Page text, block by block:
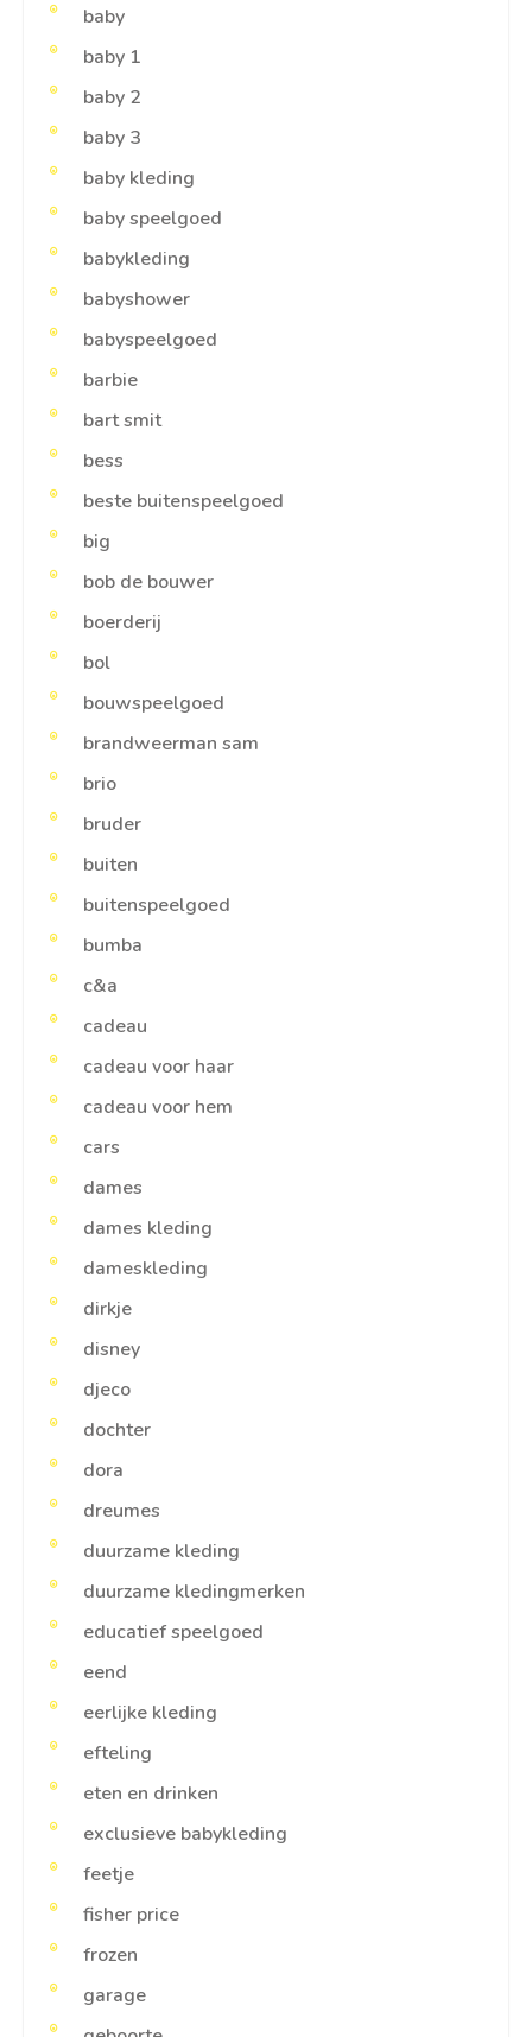
baby
baby 1
baby 2
baby 3
baby kleding
baby speelgoed
babykleding
babyshower
babyspeelgoed
barbie
bart smit
bess
beste buitenspeelgoed
big
bob de bouwer
boerderij
bol
bouwspeelgoed
brandweerman sam
brio
bruder
buiten
buitenspeelgoed
bumba
c&a
cadeau
cadeau voor haar
cadeau voor hem
cars
dames
dames kleding
dameskleding
dirkje
disney
djeco
dochter
dora
dreumes
duurzame kleding
duurzame kledingmerken
educatief speelgoed
eend
eerlijke kleding
efteling
eten en drinken
exclusieve babykleding
feetje
fisher price
frozen
garage